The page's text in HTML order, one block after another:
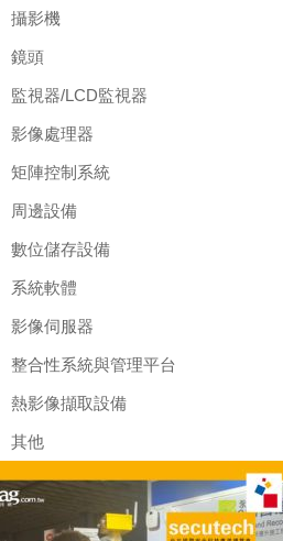
攝影機
鏡頭
監視器/LCD監視器
影像處理器
矩陣控制系統
周邊設備
數位儲存設備
系統軟體
影像伺服器
整合性系統與管理平台
熱影像擷取設備
其他